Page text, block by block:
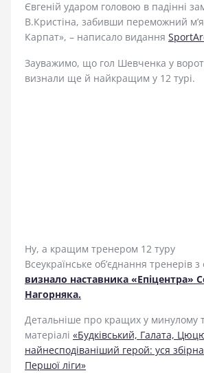
Євгеній ударом головою в падінні
В.Кристіна, забивши переможний
Карпат», – написало видання
Зауважимо, що гол Шевченка у
визнали ще й найкращим у 12 турі.
Ну, а кращим тренером 12 туру
Всеукраїнське об’єднання тренерів з
визнало наставника «Епіцентра»
Нагорняка.
Детальніше про кращих у минулому
матеріалі «Будківський, Галата,
найнесподіваніший герой: уся
Першої ліги»